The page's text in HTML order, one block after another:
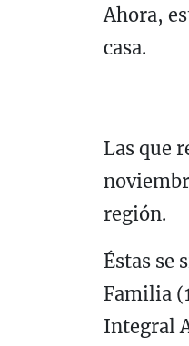
Ahora,
casa.
Las que
región.
Éstas se
Familia
Integral